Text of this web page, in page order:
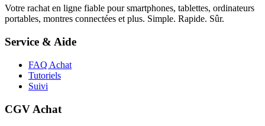
Votre rachat en ligne fiable pour smartphones, tablettes, ordinateurs
portables, montres connectées et plus. Simple. Rapide. Sûr.
Service & Aide
FAQ Achat
Tutoriels
Suivi
CGV Achat